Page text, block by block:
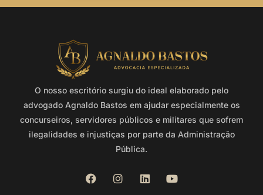
O nosso escritório surgiu do ideal elaborado pelo
advogado Agnaldo Bastos em ajudar especialmente os
concurseiros, servidores públicos e militares que sofrem
ilegalidades e injustiças por parte da Administração
Pública.